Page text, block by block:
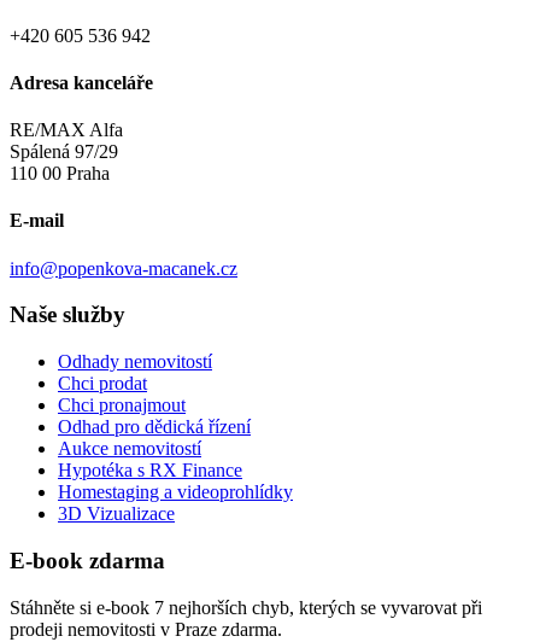
+420 605 536 942
Adresa kanceláře
RE/MAX Alfa
Spálená 97/29
110 00 Praha
E-mail
info@popenkova-macanek.cz
Naše služby
Odhady nemovitostí
Chci prodat
Chci pronajmout
Odhad pro dědická řízení
Aukce nemovitostí
Hypotéka s RX Finance
Homestaging a videoprohlídky
3D Vizualizace
E-book zdarma
Stáhněte si e-book 7 nejhorších chyb, kterých se vyvarovat při
prodeji nemovitosti v Praze zdarma.